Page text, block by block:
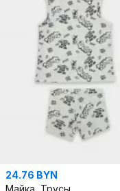
24.76 BYN
Майка, Трусы